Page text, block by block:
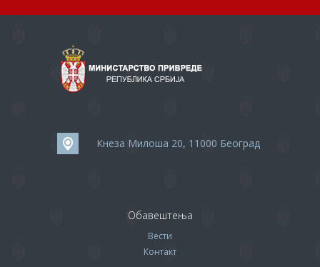
Кнеза Милоша 20, 11000 Београд
Обавештења
Вести
Контакт